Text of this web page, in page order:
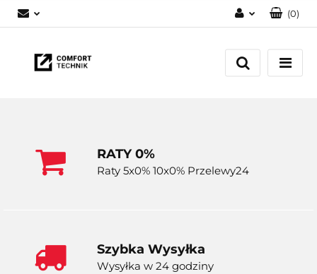
Zaloguj się
Zarejestruj się
(0)
RATY 0%
Raty 5x0% 10x0% Przelewy24
Szybka Wysyłka
Wysyłka w 24 godziny